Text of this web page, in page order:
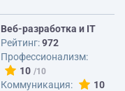
Веб-разработка и IT
Рейтинг:972
Профессионализм:
10
Коммуникация:
10